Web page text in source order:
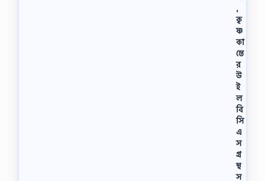
,
কৃ
ষ্ণ
কা
ন্তে
র
উ
ই
ল
বি
সি
এ
স
গ্র
ন্থ
স